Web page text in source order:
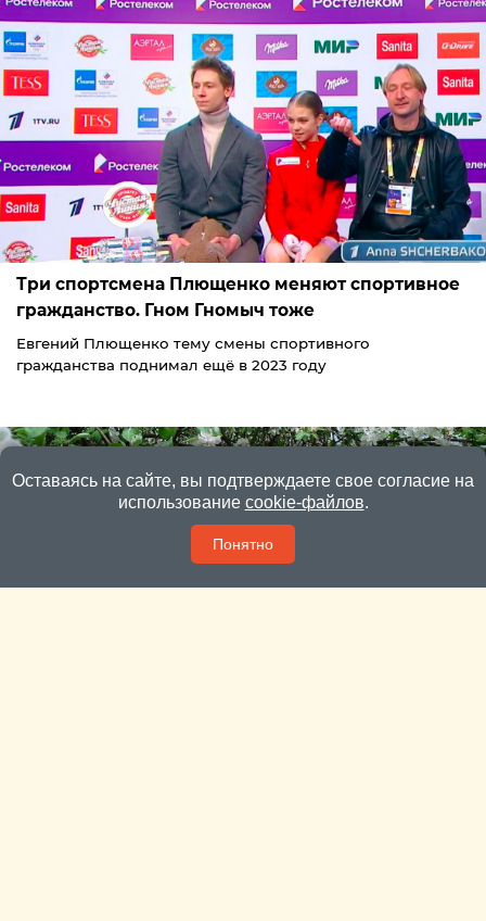
Три спортсмена Плющенко меняют спортивное
гражданство. Гном Гномыч тоже
Евгений Плющенко тему смены спортивного
гражданства поднимал ещё в 2023 году
Оставаясь на сайте, вы подтверждаете свое согласие на
использование cookie-файлов.
Понятно